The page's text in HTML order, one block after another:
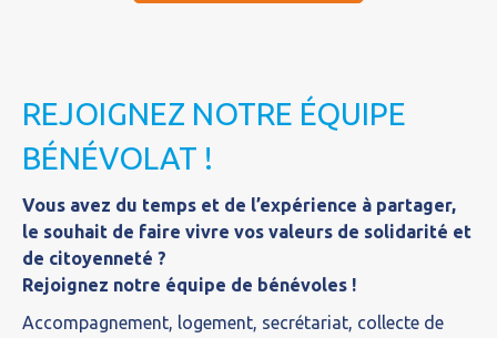
REJOIGNEZ NOTRE ÉQUIPE
BÉNÉVOLAT !
Vous avez du temps et de l’expérience à partager,
le souhait de faire vivre vos valeurs de solidarité et
de citoyenneté ?
Rejoignez notre équipe de bénévoles !
Accompagnement, logement, secrétariat, collecte de